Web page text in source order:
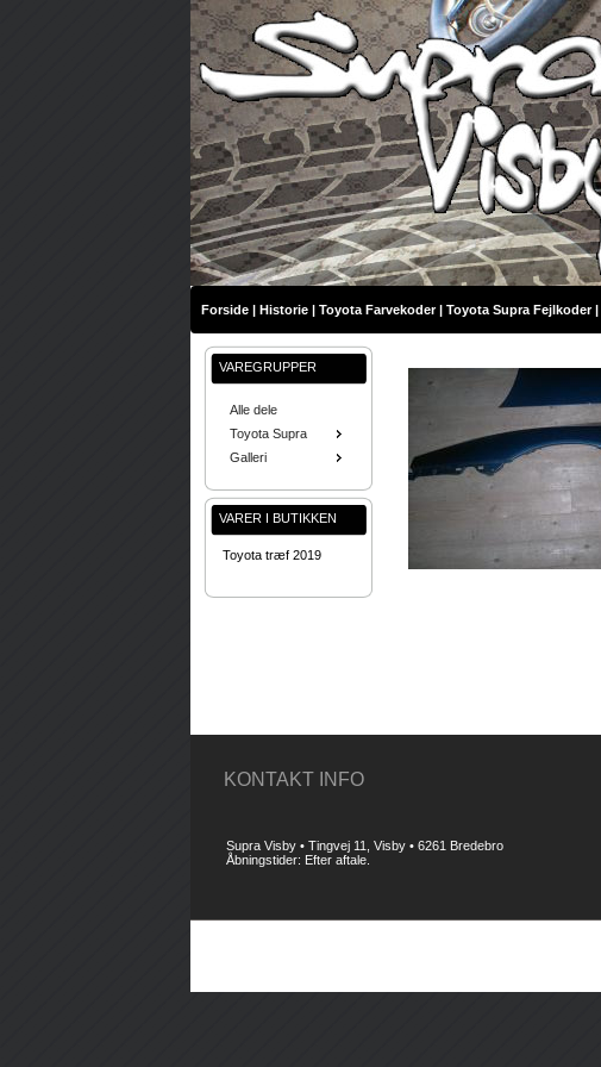
Forside | Historie | Toyota Farvekoder| Toyota Supra Fejlkoder|
VAREGRUPPER
Alle dele
Toyota Supra
Galleri
VARER I BUTIKKEN
Toyota træf 2019
KONTAKT INFO
Supra Visby • Tingvej 11, Visby • 6261 Bredebro
Åbningstider: Efter aftale.